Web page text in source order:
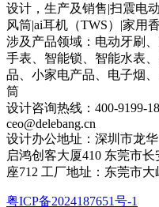
设计，生产及销售|扫震电
风筒|ai耳机（TWS）|家用
涉及产品领域：电动牙刷
手表、智能锁、智能水表
品、小家电产品、电子烟
筒
设计咨询热线：400-9199-
ceo@delebang.cn
设计办公地址：深圳市龙
启鸿创客大厦410 东莞市
座712 工厂地址：东莞市
粤ICP备2024187651号-1